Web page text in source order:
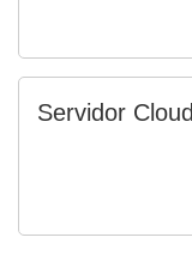
Servidor